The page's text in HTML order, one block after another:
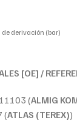
derivación (bar)
[OE] /
(ALMIG
(ATLAS (TEREX))